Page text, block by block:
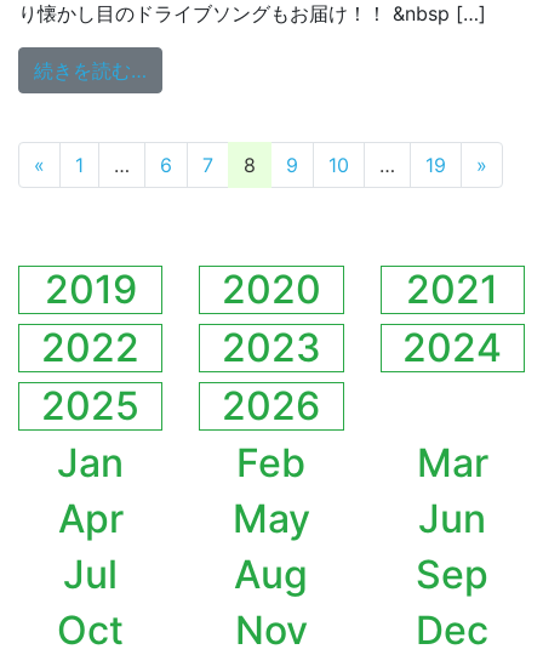
り懐かし目のドライブソングもお届け！！ &nbsp […]
続きを読む…
投稿ナビゲーション
« 1 … 6 7 8 9 10 … 19 »
2019 2020
2021
2022
2023
2024
2025
2026
Jan
Feb
Mar
Apr
May
Jun
Jul
Aug
Sep
Oct
Nov Dec